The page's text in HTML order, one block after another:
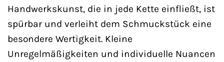
Handwerkskunst, die in jede Kette einfließt, ist
spürbar und verleiht dem Schmuckstück eine
besondere Wertigkeit. Kleine
Unregelmäßigkeiten und individuelle Nuancen